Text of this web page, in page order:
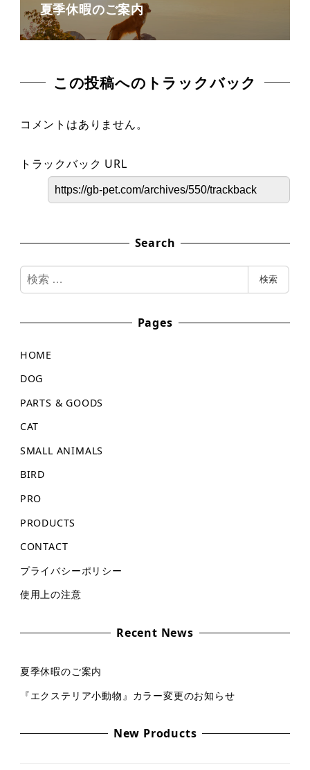
夏季休暇のご案内
この投稿へのトラックバック
コメントはありません。
トラックバック URL
Search
検
索
検索
Pages
HOME
DOG
PARTS & GOODS
CAT
SMALL ANIMALS
BIRD
PRO
PRODUCTS
CONTACT
プライバシーポリシー
使用上の注意
Recent News
夏季休暇のご案内
『エクステリア小動物』カラー変更のお知らせ
New Products